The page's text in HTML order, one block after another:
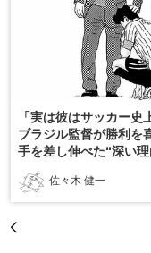
「実は彼はサッカー
ブラジル監督が勝利を
手を差し伸べた“深い
佐々木 健一